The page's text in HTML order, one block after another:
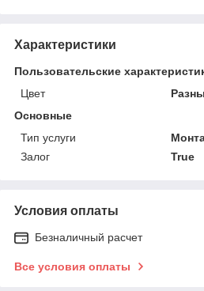
Характеристики
Пользовательские
Цвет
Основные
Тип услуги
Залог
True
Условия оплаты
Безналичный расчет
Все условия оплаты